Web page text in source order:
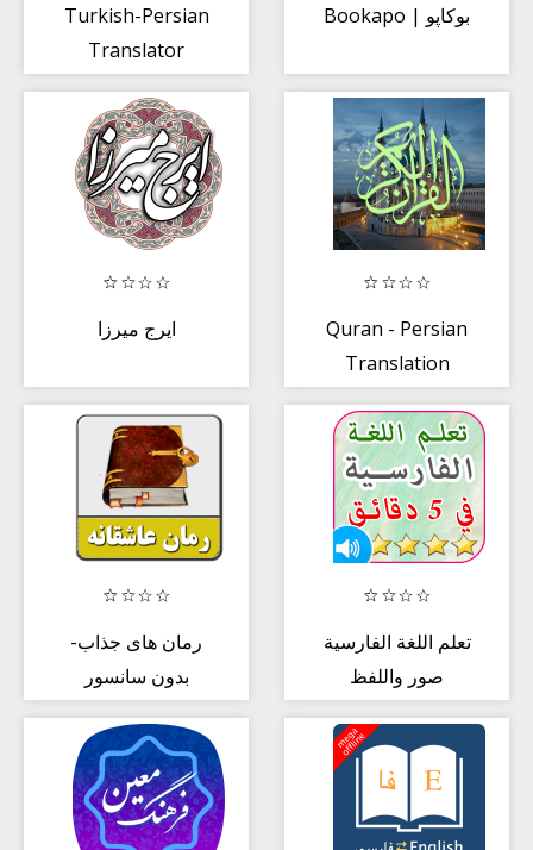
Turkish-Persian
Translator
Bookapo | بوکاپو
ایرج میرزا
Quran - Persian
Translation
رمان های جذاب-
بدون سانسور
تعلم اللغة الفارسية
صور واللفظ